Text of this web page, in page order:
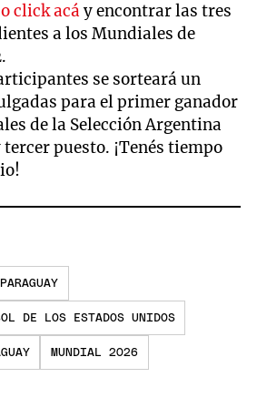
click acá y encontrar las tres
a los Mundiales de
se sorteará un
para el primer ganador
de la Selección Argentina
puesto. ¡Tenés tiempo
PARAGUAY
DE LOS ESTADOS UNIDOS
MUNDIAL 2026